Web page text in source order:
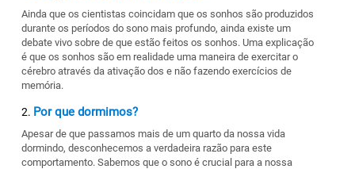
Ainda que os cientistas coincidam que os sonhos são produzidos
durante os períodos do sono mais profundo, ainda existe um
debate vivo sobre de que estão feitos os sonhos. Uma explicação
é que os sonhos são em realidade uma maneira de exercitar o
cérebro através da ativação dose não fazendo exercícios de
memória.
Por que dormimos?
Apesar de que passamos mais de um quarto da nossa vida
dormindo, desconhecemos a verdadeira razão para este
comportamento. Sabemos que o sono é crucial para a nossa